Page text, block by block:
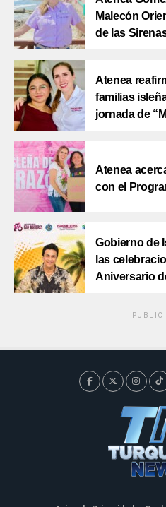
Malecón
de las
Atenea
familias
jornada de
Atenea
con el
Gobierno de
las
Aniversario